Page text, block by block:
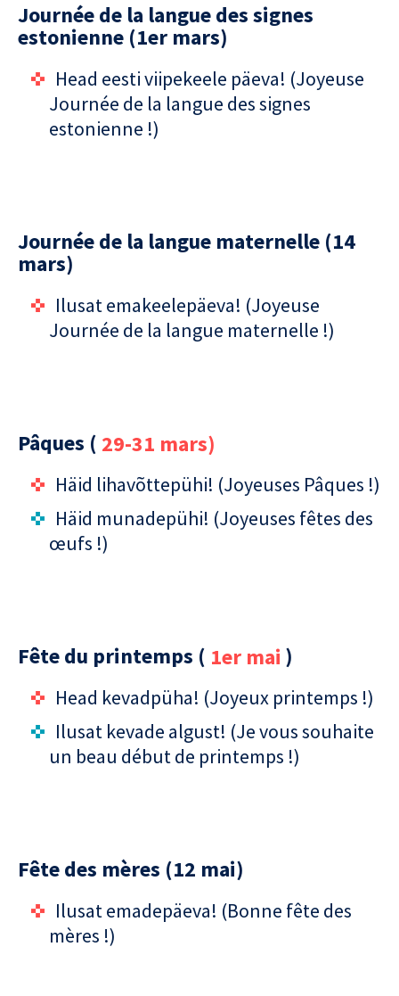
Journée de la langue des signes
estonienne (1er mars)
Head eesti viipekeele päeva! (Joyeuse
Journée de la langue des signes
estonienne !)
Journée de la langue maternelle (14
mars)
Ilusat emakeelepäeva! (Joyeuse
Journée de la langue maternelle !)
Pâques ( 29-31 mars)
Häid lihavõttepühi! (Joyeuses Pâques !)
Häid munadepühi! (Joyeuses fêtes des
œufs !)
Fête du printemps ( 1er mai )
Head kevadpüha! (Joyeux printemps !)
Ilusat kevade algust! (Je vous souhaite
un beau début de printemps !)
Fête des mères (12 mai)
Ilusat emadepäeva! (Bonne fête des
mères !)